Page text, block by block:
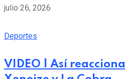
julio 26, 2026
Deportes
VIDEO | Así